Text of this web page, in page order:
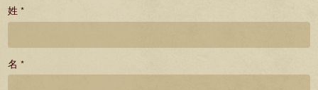
姓 *
名 *